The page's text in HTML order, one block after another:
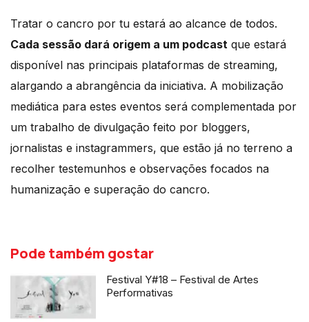
Tratar o cancro por tu estará ao alcance de todos.
Cada sessão dará origem a um podcast que estará
disponível nas principais plataformas de streaming,
alargando a abrangência da iniciativa. A mobilização
mediática para estes eventos será complementada por
um trabalho de divulgação feito por bloggers,
jornalistas e instagrammers, que estão já no terreno a
recolher testemunhos e observações focados na
humanização e superação do cancro.
Pode também gostar
Festival Y#18 – Festival de Artes
Performativas